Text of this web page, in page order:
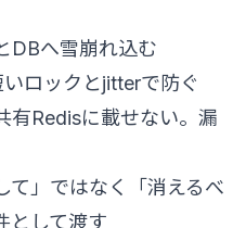
DBへ雪崩れ込む
ロックとjitterで防ぐ
有Redisに載せない。漏
て」ではなく「消えるべ
として渡す